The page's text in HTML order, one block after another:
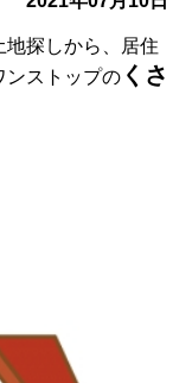
地探しから、居住
ンストップの くさ